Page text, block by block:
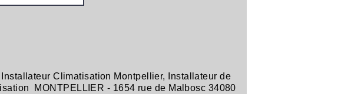
Installateur Climatisation Montpellier,
Installateur de
MONTPELLIER - 1654 rue de Malbosc 34080